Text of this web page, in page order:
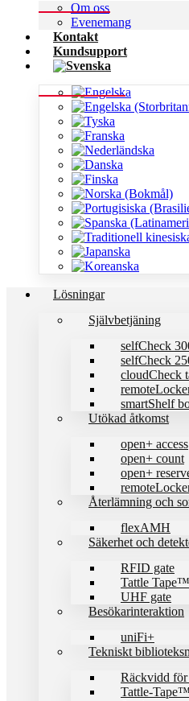
Om oss
Evenemang
Kontakt
Kundsupport
Lösningar
Självbetjäning
selfCheck
selfCheck
cloudCheck
smartShelf
Utökad åtkomst
open+ access
open+ count
open+
Återlämning och
flexAMH
Säkerhet och
RFID gate
Tattle
UHF gate
Besökarinteraktion
uniFi+
Tekniskt
Räckvidd
Tattle-